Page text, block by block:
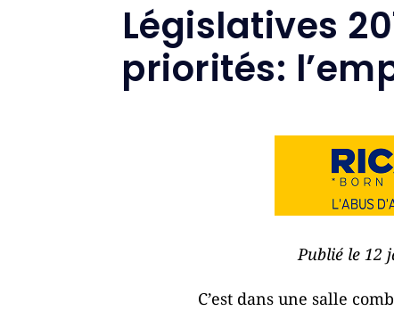
Législatives
priorités:
Publié le 12
C’est dans une salle